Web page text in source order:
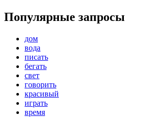
Популярные запросы
дом
вода
писать
бегать
свет
говорить
красивый
играть
время